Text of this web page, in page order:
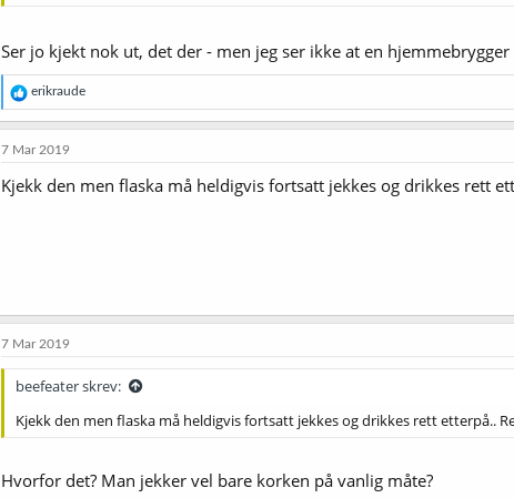
Ser jo kjekt nok ut, det der - men jeg ser ikke at en
R
e
a
o
erikraude
7 Mar 2019
Kjekk den men flaska må heldigvis fortsatt jekkes og drikkes rett
7 Mar 2019
beefeater skrev:
Kjekk den men flaska må heldigvis fortsatt jekkes og drikkes rett etterpå..
Hvorfor det? Man jekker vel bare korken på vanlig måte?